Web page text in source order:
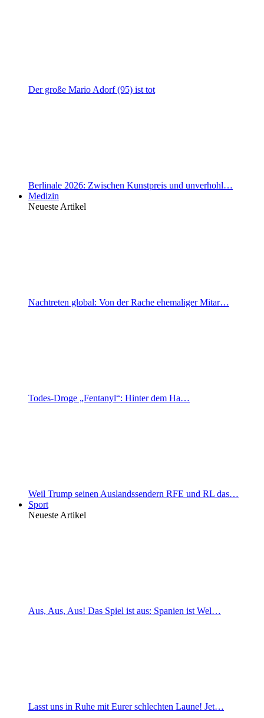
Der große Mario Adorf (95) ist tot
Berlinale 2026: Zwischen Kunstpreis und unverhohl…
Medizin
Neueste Artikel
Nachtreten global: Von der Rache ehemaliger Mitar…
Todes-Droge „Fentanyl“: Hinter dem Ha…
Weil Trump seinen Auslandssendern RFE und RL das…
Sport
Neueste Artikel
Aus, Aus, Aus! Das Spiel ist aus: Spanien ist Wel…
Lasst uns in Ruhe mit Eurer schlechten Laune! Jet…